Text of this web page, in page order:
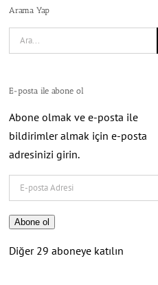
Arama Yap
Search
for:
E-posta ile abone ol
Abone olmak ve e-posta ile
bildirimler almak için e-posta
adresinizi girin.
posta
Adresi
Abone ol
Diğer 29 aboneye katılın